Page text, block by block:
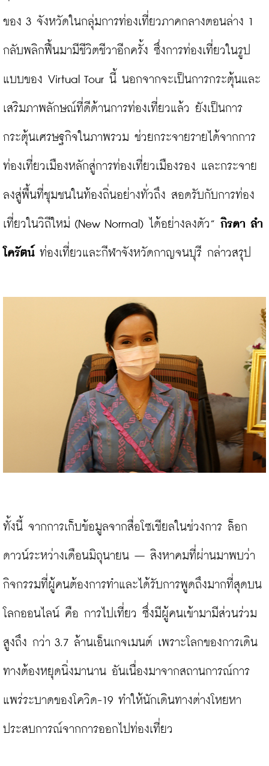
ของ 3 จังหวัดในกลุ่มการท่องเที่ยวภาคกลางตอนล่าง 1
กลับพลิกฟื้นมามีชีวิตชีวาอีกครั้ง ซึ่งการท่องเที่ยวในรูป
แบบของ Virtual Tour นี้ นอกจากจะเป็นการกระตุ้นและ
เสริมภาพลักษณ์ที่ดีด้านการท่องเที่ยวแล้ว ยังเป็นการ
กระตุ้นเศรษฐกิจในภาพรวม ช่วยกระจายรายได้จากการ
ท่องเที่ยวเมืองหลักสู่การท่องเที่ยวเมืองรอง และกระจาย
ลงสู่พื้นที่ชุมชนในท้องถิ่นอย่างทั่วถึง สอดรับกับการท่อง
เที่ยวในวิถีใหม่ (New Normal) ได้อย่างลงตัว” กิรดา ลำ
โครัตน์ ท่องเที่ยวและกีฬาจังหวัดกาญจนบุรี กล่าวสรุป
ทั้งนี้ จากการเก็บข้อมูลจากสื่อโซเชียลในช่วงการ ล็อก
ดาวน์ระหว่างเดือนมิถุนายน – สิงหาคมที่ผ่านมาพบว่า
กิจกรรมที่ผู้คนต้องการทำและได้รับการพูดถึงมากที่สุดบน
โลกออนไลน์ คือ การไปเที่ยว ซึ่งมีผู้คนเข้ามามีส่วนร่วม
สูงถึง กว่า 3.7 ล้านเอ็นเกจเมนต์ เพราะโลกของการเดิน
ทางต้องหยุดนิ่งมานาน อันเนื่องมาจากสถานการณ์การ
แพร่ระบาดของโควิด-19 ทำให้นักเดินทางต่างโหยหา
ประสบการณ์จากการออกไปท่องเที่ยว